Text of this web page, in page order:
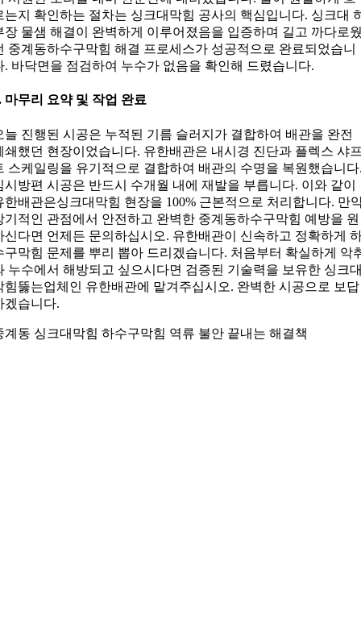
는지 확인하는 절차는 싱크대막힘 공사의 핵심입니다. 싱크대
장 물샘 해결이 완벽하게 이루어졌음을 입증하며 길고 까다로
중계동하수구막힘 해결 프로세스가 성공적으로 완료되었습니
. 바닥면을 점검하여 누수가 없음을 확인해 드렸습니다.
마무리 요약 및 작업 완료
늘 진행된 시공은 누적된 기름 슬러지가 결합하여 배관을 완전
쇄했던 현장이었습니다. 유한배관은 내시경 진단과 플렉스 샤
스케일링을 유기적으로 결합하여 배관의 수명을 복원했습니
시방편 시공은 반드시 수개월 내에 재발을 부릅니다. 이와 같이
한배관은싱크대막힘 현장을 100% 근본적으로 처리합니다. 만
기적인 관점에서 안전하고 완벽한 중계동하수구막힘 예방을 원
신다면 언제든 문의하십시오. 유한배관이 신속하고 정확하게
구막힘 문제를 뿌리 뽑아 드리겠습니다. 처음부터 확실하게 악
누수에서 해방되고 싶으시다면 검증된 기술력을 보유한 싱크
힘뚫는업체인 유한배관에 맡겨주십시오. 완벽한 시공으로 보답
겠습니다.
계동 싱크대막힘 하수구막힘 역류 불안 끝내는 해결책